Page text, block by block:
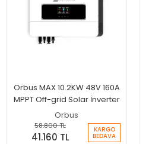
Orbus MAX 10.2KW 48V 160A
MPPT Off-grid Solar İnverter
Orbus
58.800 TL
41.160 TL
KARGO
BEDAVA